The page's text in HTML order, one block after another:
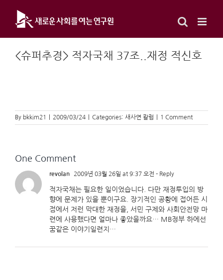
content
<슈퍼추경> 적자국채 37조..재정 적신호
By bkkim21 2009/03/24 Categories: 새사연 칼럼 1 Comment
One Comment
revolan 2009년 03월 26일 at 9:37 오전 - Reply
적자국채는 필요한 일이었습니다. 다만 재정투입의 방
향에 문제가 있을 뿐이구요. 장기적인 공황에 접어든 시
점에서 저런 막대한 재정을, 서민 구제와 사회안전망 마
련에 사용했다면 얼마나 좋았을까요… MB정부 하에선
꿈같은 이야기일련지…